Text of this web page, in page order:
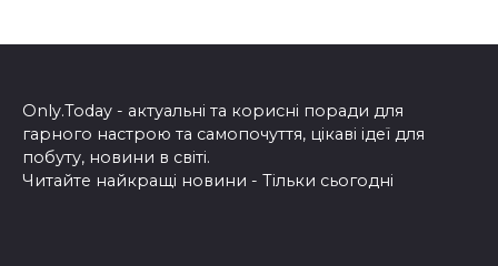
Only.Today - актуальні та корисні поради для
гарного настрою та самопочуття, цікаві ідеї для
побуту, новини в світі.
Читайте найкращі новини - Тільки сьогодні